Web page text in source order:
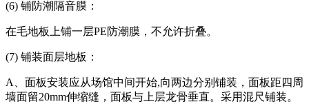
(6) 铺防潮隔音膜：
在毛地板上铺一层PE防潮膜，不允许折叠。
(7) 铺装面层地板：
A、面板安装应从场馆中间开始,向两边分别铺装，面板距四周
墙面留20mm伸缩缝，面板与上层龙骨垂直。采用混尺铺装。